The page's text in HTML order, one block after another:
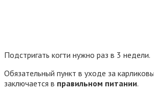
Подстригать когти нужно раз в 3 недели.
Обязательный пункт в уходе за
заключается в правильном питании.